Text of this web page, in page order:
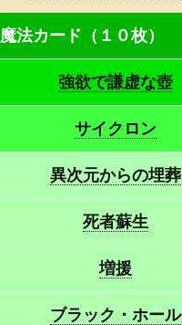
魔法カード（１０枚）
強欲で謙虚な壺
サイクロン
異次元からの埋葬
死者蘇生
増援
ブラック・ホール